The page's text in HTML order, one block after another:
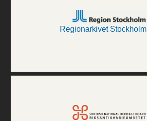
Regionarkivet Stockholm